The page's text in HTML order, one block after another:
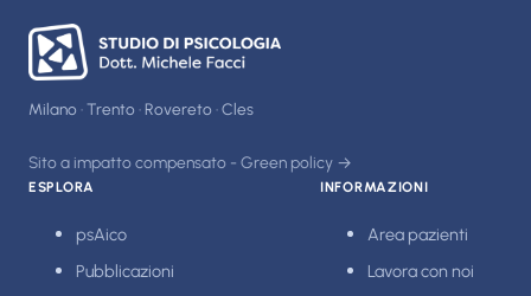
Milano · Trento · Rovereto · Cles
Sito a impatto compensato - Green policy →
ESPLORA
psAico
Pubblicazioni
INFORMAZIONI
Area pazienti
Lavora con noi